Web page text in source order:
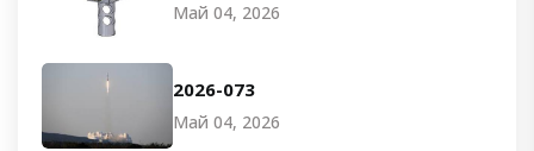
Май 04, 2026
2026-073
Май 04, 2026